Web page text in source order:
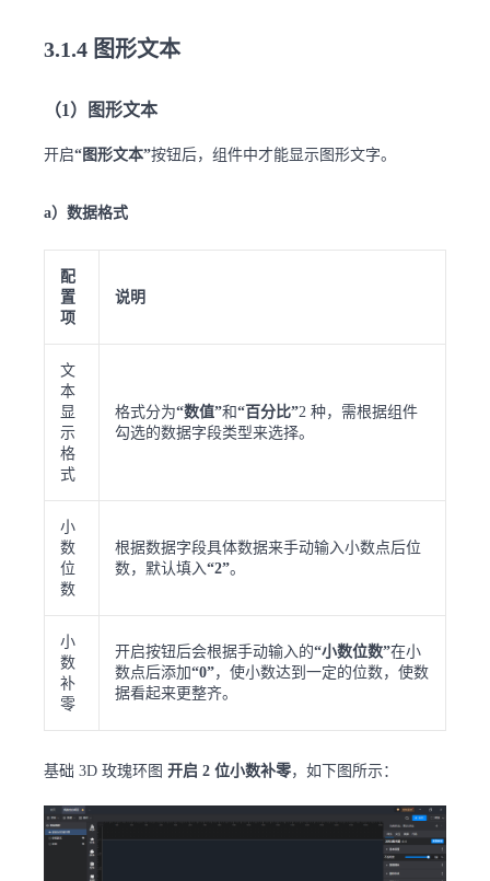
3.1.4 图形文本
（1）图形文本
开启“图形文本”按钮后，组件中才能显示图形文字。
a）数据格式
配
置
项
说明
文
本
显
示
格
式
格式分为“数值”和“百分比”2 种，需根据组件
勾选的数据字段类型来选择。
小
数
位
数
根据数据字段具体数据来手动输入小数点后位
数，默认填入“2”。
小
数
补
零
开启按钮后会根据手动输入的“小数位数”在小
数点后添加“0”，使小数达到一定的位数，使数
据看起来更整齐。
基础 3D 玫瑰环图 开启 2 位小数补零，如下图所示：